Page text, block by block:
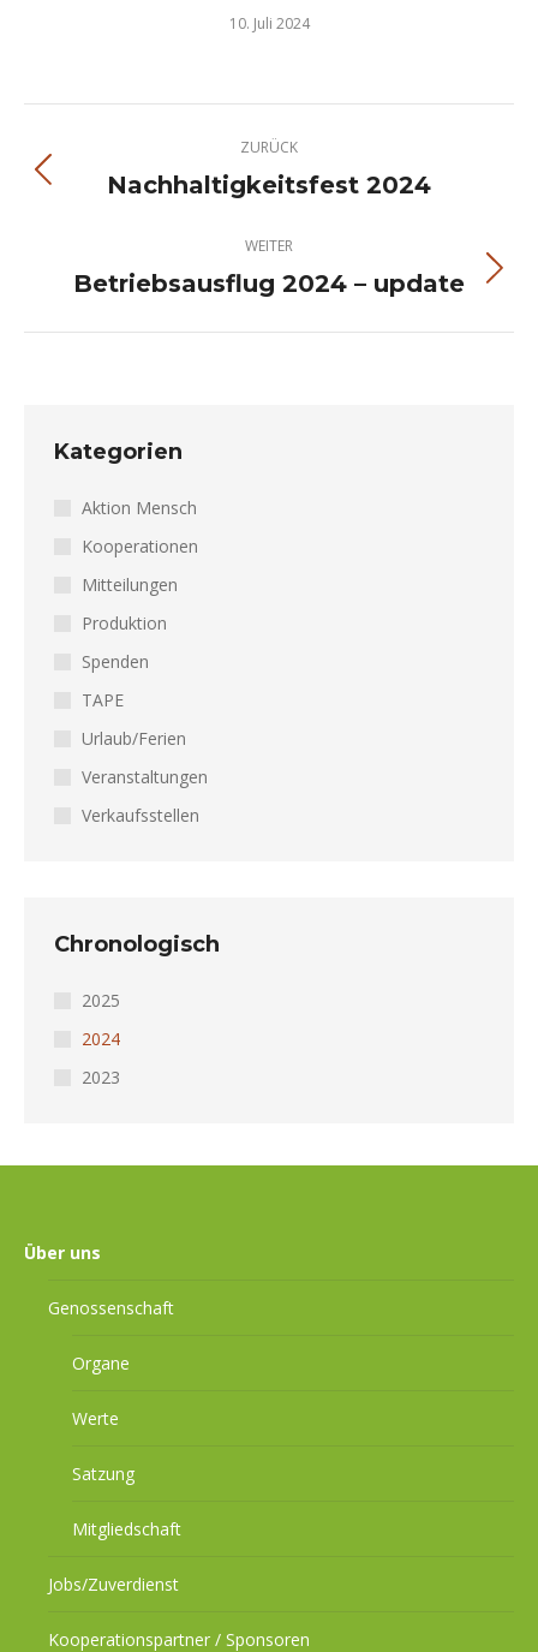
10. Juli 2024
Kommentarnavigation
ZURÜCK
Vorheriger
Nachhaltigkeitsfest 2024
WEITER
Nächster
Betriebsausflug 2024 – update
Kategorien
Aktion Mensch
Kooperationen
Mitteilungen
Produktion
Spenden
TAPE
Urlaub/Ferien
Veranstaltungen
Verkaufsstellen
Chronologisch
2025
2024
2023
Über uns
Genossenschaft
Organe
Werte
Satzung
Mitgliedschaft
Jobs/Zuverdienst
Kooperationspartner / Sponsoren